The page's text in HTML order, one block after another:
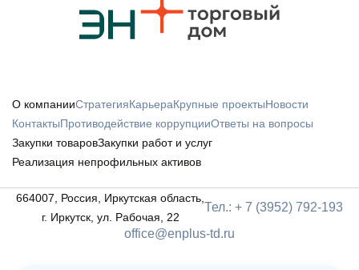
О компанииСтратегияКарьераКрупные проектыНовости
КонтактыПротиводействие коррупцииОтветы на вопросы
Закупки товаровЗакупки работ и услуг
Реализация непрофильных активов
664007, Россия, Иркутская область,
г. Иркутск, ул. Рабочая, 22
Тел.: + 7 (3952) 792-193
office@enplus-td.ru